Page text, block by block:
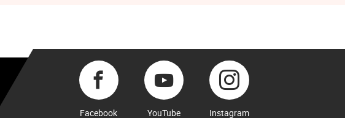
Facebook YouTube Instagram